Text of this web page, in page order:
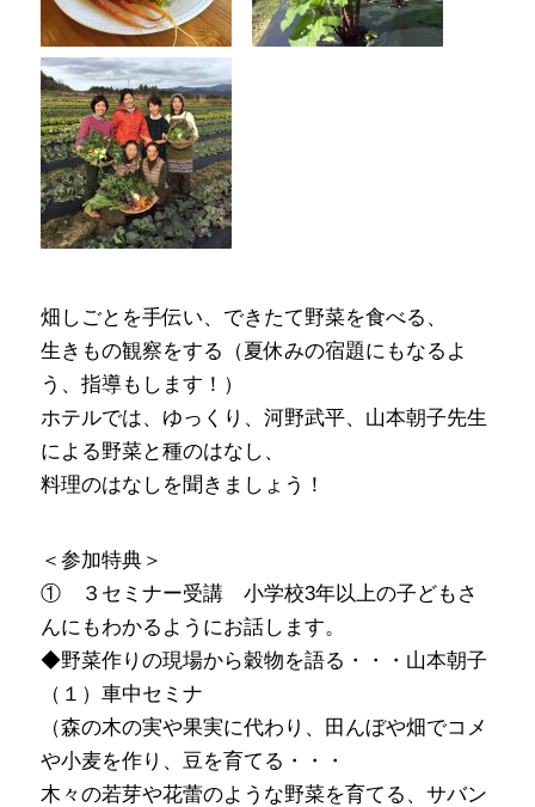
畑しごとを手伝い、できたて野菜を食べる、
生きもの観察をする（夏休みの宿題にもなるよ
う、指導もします！）
ホテルでは、ゆっくり、河野武平、山本朝子先生
による野菜と種のはなし、
料理のはなしを聞きましょう！
＜参加特典＞
① ３セミナー受講 小学校3年以上の子どもさ
んにもわかるようにお話します。
◆野菜作りの現場から穀物を語る・・・山本朝子
（１）車中セミナ
（森の木の実や果実に代わり、田んぼや畑でコメ
や小麦を作り、豆を育てる・・・
木々の若芽や花蕾のような野菜を育てる、サバン